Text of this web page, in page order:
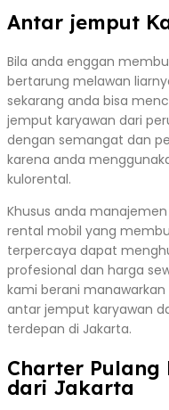
Antar jemput
Bila anda enggan
bertarung melawan
sekarang anda bisa
jemput karyawan dari
dengan semangat dan
karena anda
kulorental.
Khusus anda
rental mobil yang
terpercaya dapat
profesional dan harga
kami berani
antar jemput karyawan
terdepan di Jakarta.
Charter Pulang
dari Jakarta